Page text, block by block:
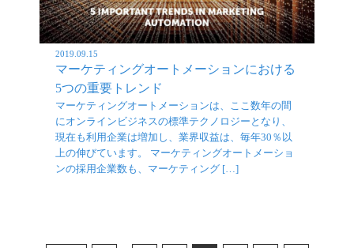
2019.09.15
マーケティングオートメーションにおける
5つの重要トレンド
マーケティングオートメーションは、ここ数年の間
にオンラインビジネスの標準テクノロジーとなり、
現在も利用企業は増加し、業界収益は、毎年30％以
上の伸びています。 マーケティングオートメーショ
ンの採用企業数も、マーケティング […]